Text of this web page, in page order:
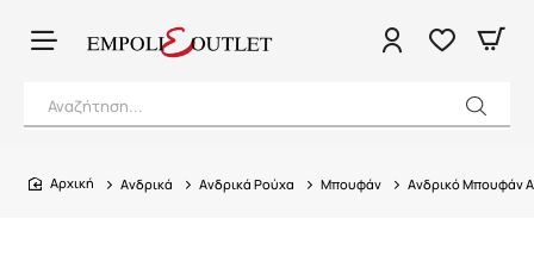
Αναζήτηση...
home
Ανδρικά Ανδρικά Ρούχα Μπουφάν Ανδρικό Μπουφάν